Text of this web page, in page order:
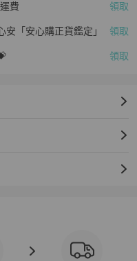
費 領取
「安心購正貨鑑定」 領取
領取